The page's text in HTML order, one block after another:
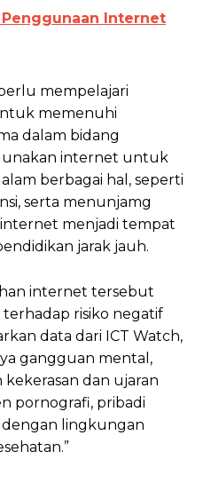
Penggunaan Internet
mempelajari
memenuhi
dalam bidang
internet untuk
berbagai hal, seperti
serta menunjamg
internet menjadi tempat
jarak jauh.
internet tersebut
risiko negatif
data dari ICT Watch,
gangguan mental,
kekerasan dan ujaran
pornografi, pribadi
dengan lingkungan